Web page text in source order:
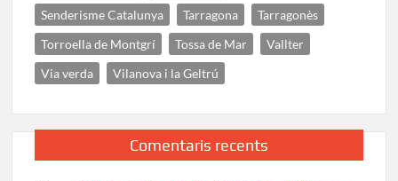
Senderisme Catalunya
Tarragona
Tarragonès
Torroella de Montgrí
Tossa de Mar
Vallter
Via verda
Vilanova i la Geltrú
Comentaris recents